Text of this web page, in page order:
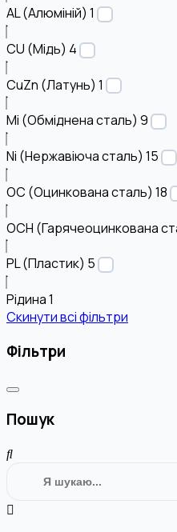
AL (Алюміній) 1
CU (Мідь) 4
CuZn (Латунь) 1
Mi (Обміднена сталь) 9
Ni (Нержавіюча сталь) 15
OC (Оцинкована сталь) 18
OCH (Гарячеоцинкована
PL (Пластик) 5
Рідина1
Скинути всі фільтри
Фільтри
Пошук